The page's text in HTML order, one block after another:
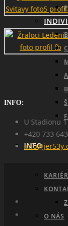
INFO
O NÁS
INFO:
U Stadionu
+420 733